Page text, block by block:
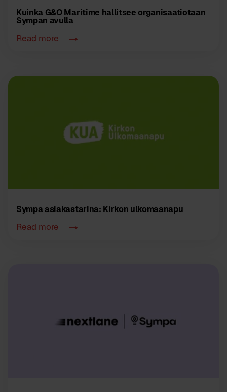
Kuinka G&O Maritime hallitsee organisaatiotaan
Sympan avulla
Read more
Sympa asiakastarina: Kirkon ulkomaanapu
Read more